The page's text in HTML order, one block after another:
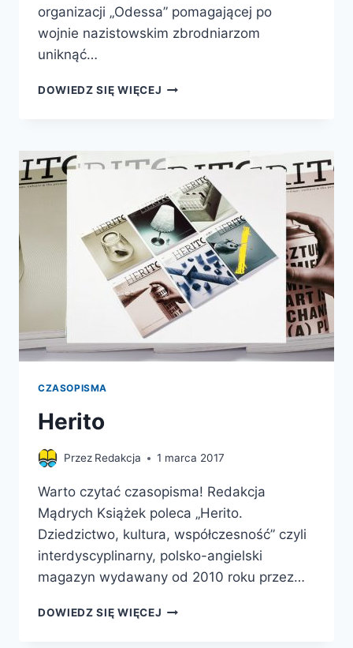
organizacji „Odessa” pomagającej po
wojnie nazistowskim zbrodniarzom
uniknąć…
DOWIEDZ SIĘ WIĘCEJ PRAWDZIWA
HITLEROWSKICH
ZBRODNIARZY
DO
ARGENTYNY
CZASOPISMA
Herito
Przez Redakcja 1 marca 2017
Warto czytać czasopisma! Redakcja
Mądrych Książek poleca „Herito.
Dziedzictwo, kultura, współczesność” czyli
interdyscyplinarny, polsko-angielski
magazyn wydawany od 2010 roku przez…
DOWIEDZ SIĘ WIĘCEJ HERITO